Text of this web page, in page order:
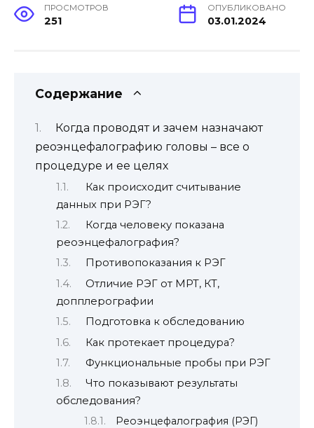
ПРОСМОТРОВ
251
ОПУБЛИКОВАНО
03.01.2024
Содержание
Когда проводят и зачем назначают
реоэнцефалографию головы – все о
процедуре и ее целях
Как происходит считывание
данных при РЭГ?
Когда человеку показана
реоэнцефалография?
Противопоказания к РЭГ
Отличие РЭГ от МРТ, КТ,
допплерографии
Подготовка к обследованию
Как протекает процедура?
Функциональные пробы при РЭГ
Что показывают результаты
обследования?
Реоэнцефалография (РЭГ)